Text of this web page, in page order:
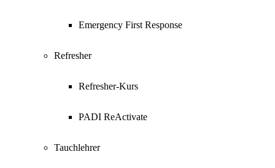
Emergency First Response
Refresher
Refresher-Kurs
PADI ReActivate
Tauchlehrer